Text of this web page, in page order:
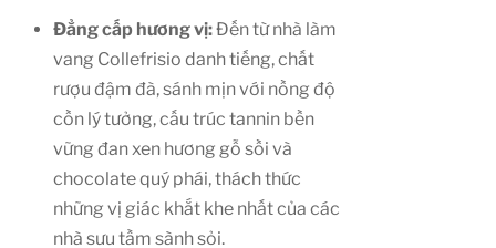
Đẳng cấp hương vị:Đến từ nhà làm
vang Collefrisio danh tiếng, chất
rượu đậm đà, sánh mịn với nồng độ
cồn lý tưởng, cấu trúc tannin bền
vững đan xen hương gỗ sồi và
chocolate quý phái, thách thức
những vị giác khắt khe nhất của các
nhà sưu tầm sành sỏi.